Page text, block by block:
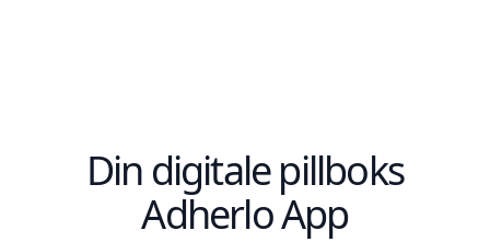
Din digitale pillboks
Adherlo App